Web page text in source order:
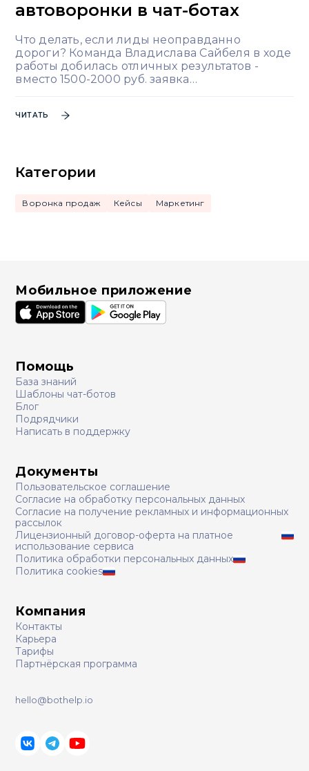
автоворонки в чат-ботах
Что делать, если лиды неоправданно
дороги? Команда Владислава Сайбеля в ходе
работы добилась отличных результатов -
вместо 1500-2000 руб. заявка…
ЧИТАТЬ
Категории
Воронка продаж Кейсы Маркетинг
Помощь
База знаний
Шаблоны чат-ботов
Блог
Подрядчики
Написать в поддержку
Документы
Пользовательское соглашение
Согласие на обработку персональных данных
Согласие на получение рекламных и информационных
рассылок
Лицензионный договор-оферта на платное
использование сервиса
Политика обработки персональных данных
Политика cookies
Компания
Контакты
Карьера
Тарифы
Партнёрская программа
Мобильное приложение
hello@bothelp.io